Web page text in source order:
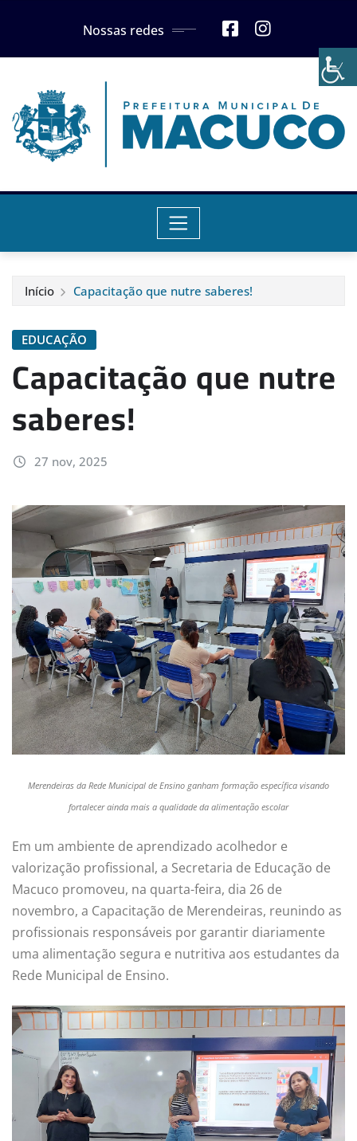
Nossas redes
Início Capacitação que nutre saberes!
EDUCAÇÃO
Capacitação que nutre
saberes!
27 nov, 2025
Merendeiras da Rede Municipal de Ensino ganham formação específica visando
fortalecer ainda mais a qualidade da alimentação escolar
Em um ambiente de aprendizado acolhedor e
valorização profissional, a Secretaria de Educação de
Macuco promoveu, na quarta-feira, dia 26 de
novembro, a Capacitação de Merendeiras, reunindo as
profissionais responsáveis por garantir diariamente
uma alimentação segura e nutritiva aos estudantes da
Rede Municipal de Ensino.